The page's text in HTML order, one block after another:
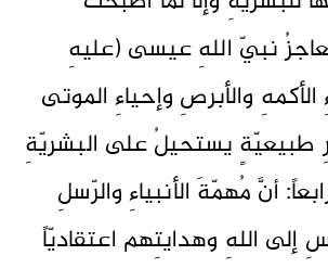
نبيّ اللهِ عيسى (عليهِ
الأكمهِ والأبرصِ وإحياءِ الموتى
طبيعيّةٍ يستحيلُ على البشريّةِ
أنَّ مُهمّةَ الأنبياءِ والرّسلِ
إلى اللهِ وهدايتِهم اعتقاديّاً